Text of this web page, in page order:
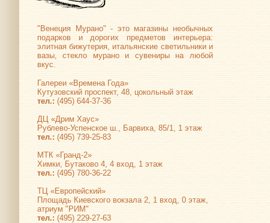
"Венеция Мурано" - это магазины необычных
подарков и дорогих предметов интерьера:
элитная бижутерия, итальянские светильники и
вазы, стекло мурано и сувениры на любой
вкус.
Галереи «Времена Года»
Кутузовский проспект, 48, цокольный этаж
тел.: (495) 644-37-36
ДЦ «Дрим Хаус»
Рублево-Успенское ш., Барвиха, 85/1, 1 этаж
тел.: (495) 739-25-83
МТК «Гранд-2»
Химки, Бутаково 4, 4 вход, 1 этаж
тел.: (495) 780-36-22
ТЦ «Европейский»
Площадь Киевского вокзала 2, 1 вход, 0 этаж,
атриум "РИМ"
тел.: (495) 229-27-63